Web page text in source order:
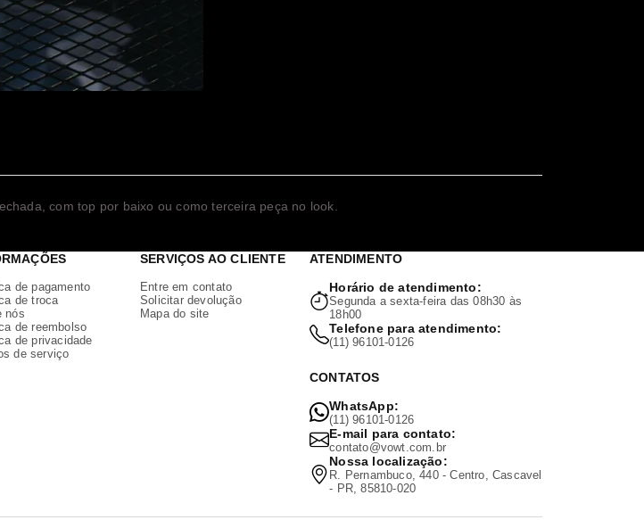
com top por baixo ou como terceira peça no look.
de pagamento
de troca
nós
de reembolso
de privacidade
de serviço
SERVIÇOS AO CLIENTE
Entre em contato
Solicitar devolução
Mapa do site
ATENDIMENTO
Horário de atendimento:
Segunda a sexta-feira das 08h30 às
18h00
Telefone para atendimento:
(11) 96101-0126
CONTATOS
WhatsApp:
(11) 96101-0126
E-mail para contato:
contato@vowt.com.br
Nossa localização:
R. Pernambuco, 440 - Centro, Cascavel
- PR, 85810-020